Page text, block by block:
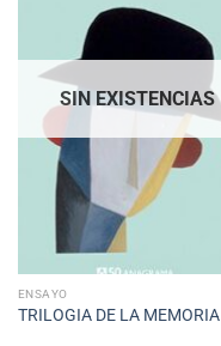
SIN EXISTENCIAS
ENSAYO
TRILOGIA DE LA MEMORIA